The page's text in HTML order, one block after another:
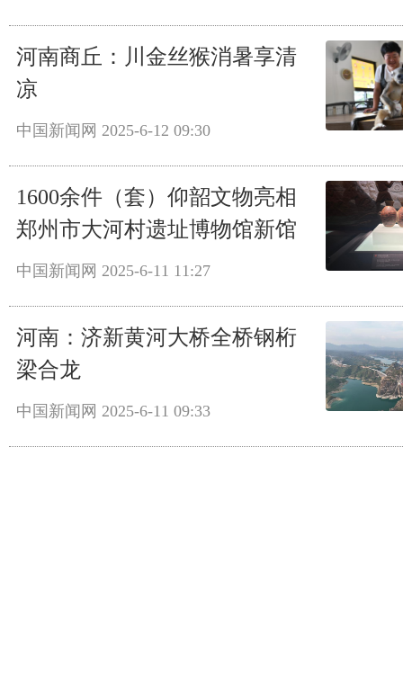
河南商丘：川金丝猴消暑享清
凉
中国新闻网 2025-6-12 09:30
1600余件（套）仰韶文物亮相
郑州市大河村遗址博物馆新馆
中国新闻网 2025-6-11 11:27
河南：济新黄河大桥全桥钢桁
梁合龙
中国新闻网 2025-6-11 09:33